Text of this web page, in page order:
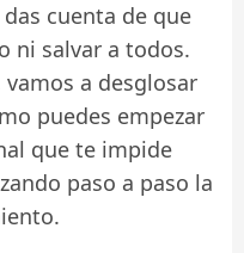
cuenta de que
ni salvar a todos.
a desglosar
puedes empezar
que te impide
paso a paso la